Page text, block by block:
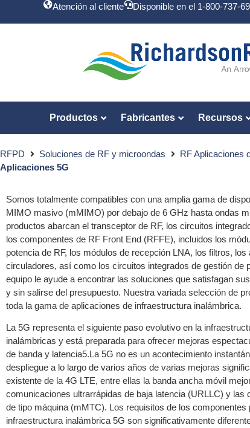
Atención al cliente Disponible en el 1-800-737-
Productos Fabricantes Recursos
RFPD Soluciones de RF y microondas RF Aplicaciones
Aplicaciones 5G
Somos totalmente compatibles con una amplia gama de
MIMO masivo (mMIMO) por debajo de 6 GHz hasta ondas
productos abarcan el transceptor de RF, los circuitos
los componentes de RF Front End (RFFE), incluidos los
potencia de RF, los módulos de recepción LNA, los filtros, los
circuladores, así como los circuitos integrados de gestión de
equipo le ayude a encontrar las soluciones que satisfagan
y sin salirse del presupuesto. Nuestra variada selección de
toda la gama de aplicaciones de infraestructura inalámbrica.
La 5G representa el siguiente paso evolutivo en la
inalámbricas y está preparada para ofrecer mejoras
de banda y latencia5.La 5G no es un acontecimiento
despliegue a lo largo de varios años de varias mejoras
existente de la 4G LTE, entre ellas la banda ancha móvil
comunicaciones ultrarrápidas de baja latencia (URLLC) y las
de tipo máquina (mMTC). Los requisitos de los componentes
infraestructura inalámbrica 5G son significativamente